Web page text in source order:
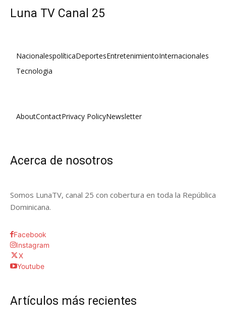
Luna TV Canal 25
NacionalespolíticaDeportesEntretenimientoInternacionales
Tecnologia
AboutContactPrivacy PolicyNewsletter
Acerca de nosotros
Somos LunaTV, canal 25 con cobertura en toda la República
Dominicana.
Facebook
Instagram
X
Youtube
Artículos más recientes